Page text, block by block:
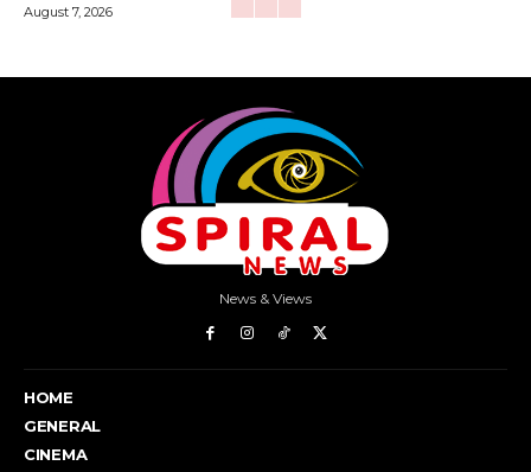
August 7, 2026
News & Views
HOME
GENERAL
CINEMA